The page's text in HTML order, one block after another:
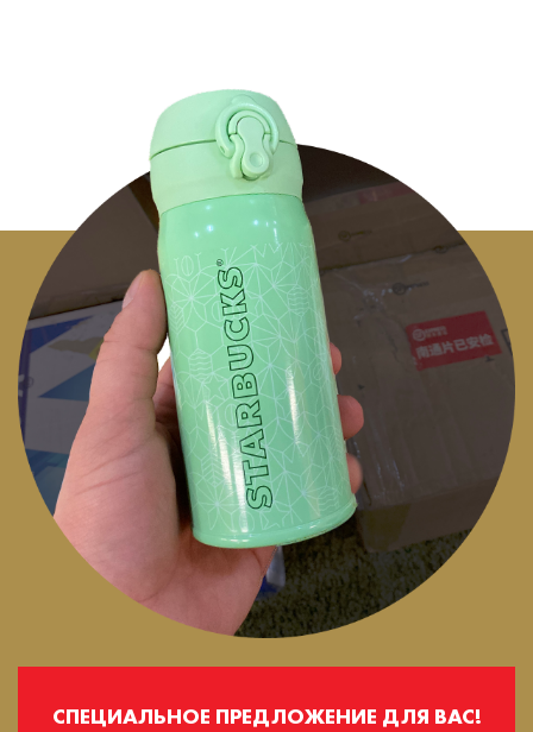
СПЕЦИАЛЬНОЕ ПРЕДЛОЖЕНИЕ ДЛЯ ВАС!